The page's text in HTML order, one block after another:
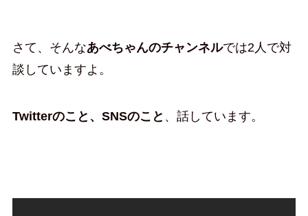
さて、そんなあべちゃんのチャンネルでは2人で対
談していますよ。
Twitterのこと、SNSのこと 、話しています。